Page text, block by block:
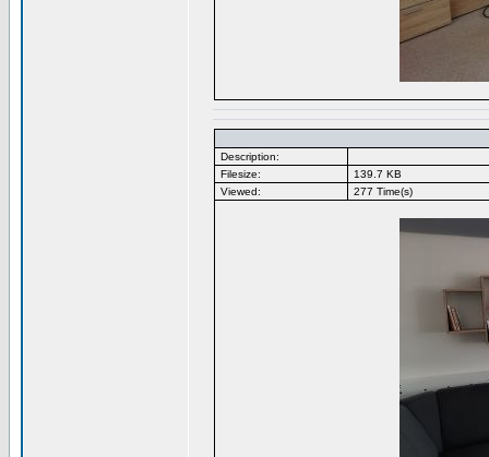
Description:
Filesize:
139.7 KB
Viewed:
277 Time(s)